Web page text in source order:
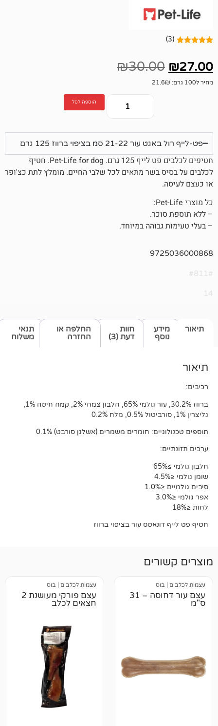
₪30.00
הוספה לסל
בציפוי ברווז 125 גרם
חטיפים לכלבים פט לייף 125 גרם. Pet-Life for dog. חטיף
בשר מתאים לכל שלבי החיים. מומלץ לתת כצ'ופר
במיוחד.
תנאי
משלוח
חוות
דעת (3)
החלפה או
החזרה
ברווז 30.2%, עור גולמי 65%, חלבון צמחי 2%, קמח חיטה 1%,
חומרים משמרים (אשלגן סורבט) 0.1%
עור בציפוי ברווז
עצם עור דחוסה – 31
עצם פורקי מעושנת 2